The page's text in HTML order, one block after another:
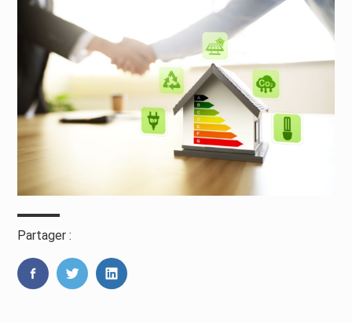
Partager :
FaceBookTwitterLinkedIn